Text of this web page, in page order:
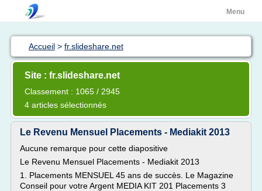
Menu
Accueil > fr.slideshare.net
Site : fr.slideshare.net
Classement : 1065 / 2945
4 articles sélectionnés
Le Revenu Mensuel Placements - Mediakit 2013
Aucune remarque pour cette diapositive
Le Revenu Mensuel Placements - Mediakit 2013
1. Placements MENSUEL 45 ans de succès. Le Magazine
Conseil pour votre Argent MEDIA KIT 201 Placements 3